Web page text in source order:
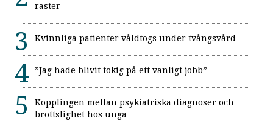
raster
Kvinnliga patienter våldtogs under tvångsvård
”Jag hade blivit tokig på ett vanligt jobb”
Kopplingen mellan psykiatriska diagnoser och
brottslighet hos unga